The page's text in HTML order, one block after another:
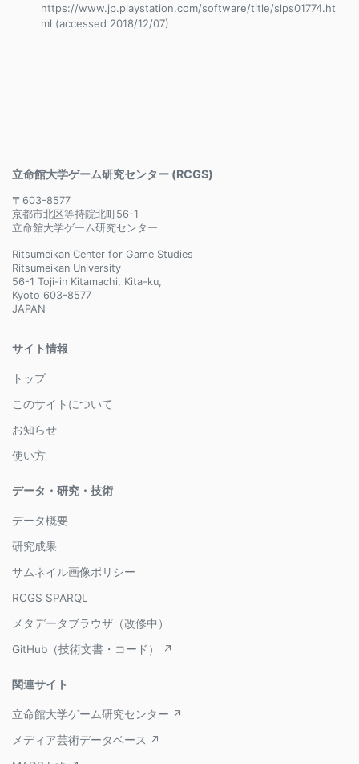
https://www.jp.playstation.com/software/title/slps01774.ht
ml (accessed 2018/12/07)
立命館大学ゲーム研究センター (RCGS)
〒603-8577
京都市北区等持院北町56-1
立命館大学ゲーム研究センター
Ritsumeikan Center for Game Studies
Ritsumeikan University
56-1 Toji-in Kitamachi, Kita-ku,
Kyoto 603-8577
JAPAN
サイト情報
トップ
このサイトについて
お知らせ
使い方
データ・研究・技術
データ概要
研究成果
サムネイル画像ポリシー
RCGS SPARQL
メタデータブラウザ（改修中）
GitHub（技術文書・コード） ↗
関連サイト
立命館大学ゲーム研究センター ↗
メディア芸術データベース ↗